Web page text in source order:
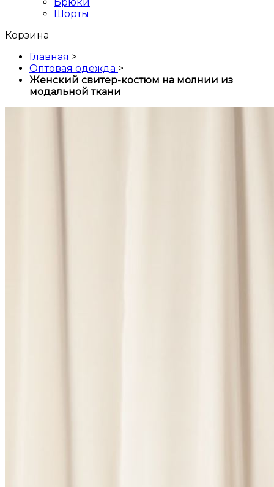
Брюки
Шорты
Корзина
Главная >
Оптовая одежда >
Женский свитер-костюм на молнии из
модальной ткани